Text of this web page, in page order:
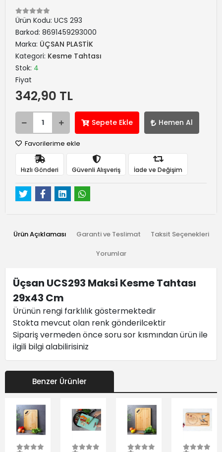
Ürün Kodu: UCS 293
Barkod: 8691459293000
Marka: ÜÇSAN PLASTİK
Kategori: Kesme Tahtası
Stok: 4
Fiyat
342,90 TL
Sepete Ekle Hemen Al
Favorilerime ekle
Hızlı Gönderi Güvenli Alışveriş İade ve Değişim
Ürün Açıklaması Garanti ve Teslimat Taksit Seçenekleri
Yorumlar
Üçsan UCS293 Maksi Kesme Tahtası
29x43 Cm
Ürünün rengi farklılık göstermektedir
Stokta mevcut olan renk gönderilcektir
Sipariş vermeden önce soru sor kısmından ürün ile
ilgili bilgi alabilirisiniz
Benzer Ürünler